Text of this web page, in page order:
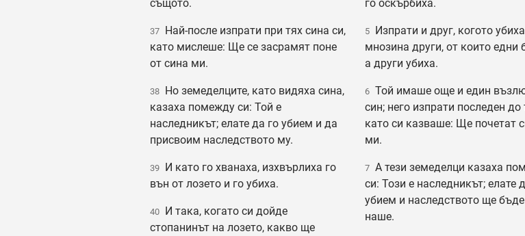
същото.
37Най-после изпрати при тях сина си,
като мислеше: Ще се засрамят поне
от сина ми.
38Но земеделците, като видяха сина,
казаха помежду си: Той е
наследникът; елате да го убием и да
присвоим наследството му.
39И като го хванаха, изхвърлиха го
вън от лозето и го убиха.
40И така, когато си дойде
стопанинът на лозето, какво ще
го оскърбиха.
5Изпрати и друг, когото
мнозина други, от които едни
а други убиха.
6Той имаше още и един
син; него изпрати последен до
като си казваше: Ще почетат
ми.
7А тези земеделци казаха
си: Този е наследникът; елате
убием и наследството ще бъде
наше.